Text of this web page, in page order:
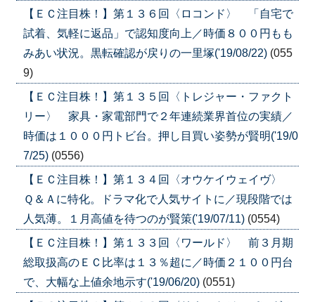
【ＥＣ注目株！】第１３６回〈ロコンド〉 「自宅で
試着、気軽に返品」で認知度向上／時価８００円もも
みあい状況。黒転確認が戻りの一里塚('19/08/22) (055
9)
【ＥＣ注目株！】第１３５回〈トレジャー・ファクト
リー〉 家具・家電部門で２年連続業界首位の実績／
時価は１０００円トビ台。押し目買い姿勢が賢明('19/0
7/25) (0556)
【ＥＣ注目株！】第１３４回〈オウケイウェイヴ〉
Ｑ＆Ａに特化。ドラマ化で人気サイトに／現段階では
人気薄。１月高値を待つのが賢策('19/07/11) (0554)
【ＥＣ注目株！】第１３３回〈ワールド〉 前３月期
総取扱高のＥＣ比率は１３％超に／時価２１００円台
で、大幅な上値余地示す('19/06/20) (0551)